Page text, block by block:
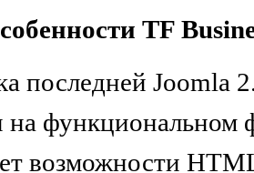
TF
последней Joomla
на функциональном
возможности